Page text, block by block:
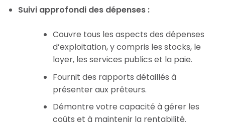
Suivi approfondi des dépenses :
Couvre tous les aspects des dépenses
d’exploitation, y compris les stocks, le
loyer, les services publics et la paie.
Fournit des rapports détaillés à
présenter aux prêteurs.
Démontre votre capacité à gérer les
coûts et à maintenir la rentabilité.